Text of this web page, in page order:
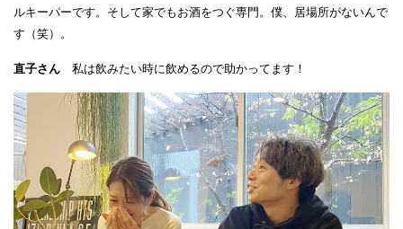
ルキーパーです。そして家でもお酒をつぐ専門。僕、居場所がないんで
す（笑）。
直子さん 私は飲みたい時に飲めるので助かってます！